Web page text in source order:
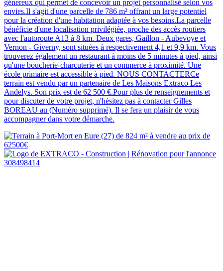
généreux qui permet de concevoir un projet personnalisé selon vos
envies.Il s'agit d'une parcelle de 786 m² offrant un large potentiel
pour la création d'une habitation adaptée à vos besoins.La parcelle
bénéficie d'une localisation privilégiée, proche des accès routiers
avec l'autoroute A13 à 8 km. Deux gares, Gaillon - Aubevoye et
Vernon - Giverny, sont situées à respectivement 4,1 et 9,9 km. Vous
trouverez également un restaurant à moins de 5 minutes à pied, ainsi
qu'une boucherie-charcuterie et un commerce à proximité. Une
école primaire est accessible à pied. NOUS CONTACTERCe
terrain est vendu par un partenaire de Les Maisons Extraco Les
Andelys. Son prix est de 62 500 €.Pour plus de renseignements et
pour discuter de votre projet, n'hésitez pas à contacter Gilles
BOREAU au (Numéro supprimé). Il se fera un plaisir de vous
accompagner dans votre démarche.